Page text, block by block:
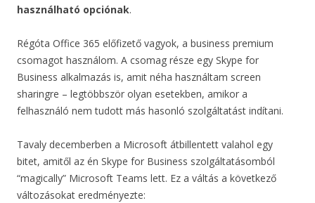
használható opciónak.
Régóta Office 365 előfizető vagyok, a business premium
csomagot használom. A csomag része egy Skype for
Business alkalmazás is, amit néha használtam screen
sharingre – legtöbbször olyan esetekben, amikor a
felhasználó nem tudott más hasonló szolgáltatást indítani.
Tavaly decemberben a Microsoft átbillentett valahol egy
bitet, amitől az én Skype for Business szolgáltatásomból
“magically” Microsoft Teams lett. Ez a váltás a következő
változásokat eredményezte: